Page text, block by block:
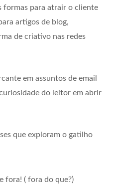
formas para atrair o cliente
artigos de blog,
de criativo nas redes
em assuntos de email
do leitor em abrir
que exploram o gatilho
fora! ( fora do que?)